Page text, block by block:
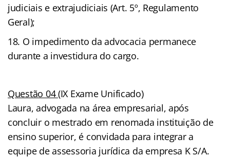
judiciais e extrajudiciais (Art. 5º, Regulamento
Geral);
O impedimento da advocacia permanece
durante a investidura do cargo.
Questão 04(IX Exame Unificado)
Laura, advogada na área empresarial, após
concluir o mestrado em renomada instituição de
ensino superior, é convidada para integrar a
equipe de assessoria jurídica da empresa K S/A.